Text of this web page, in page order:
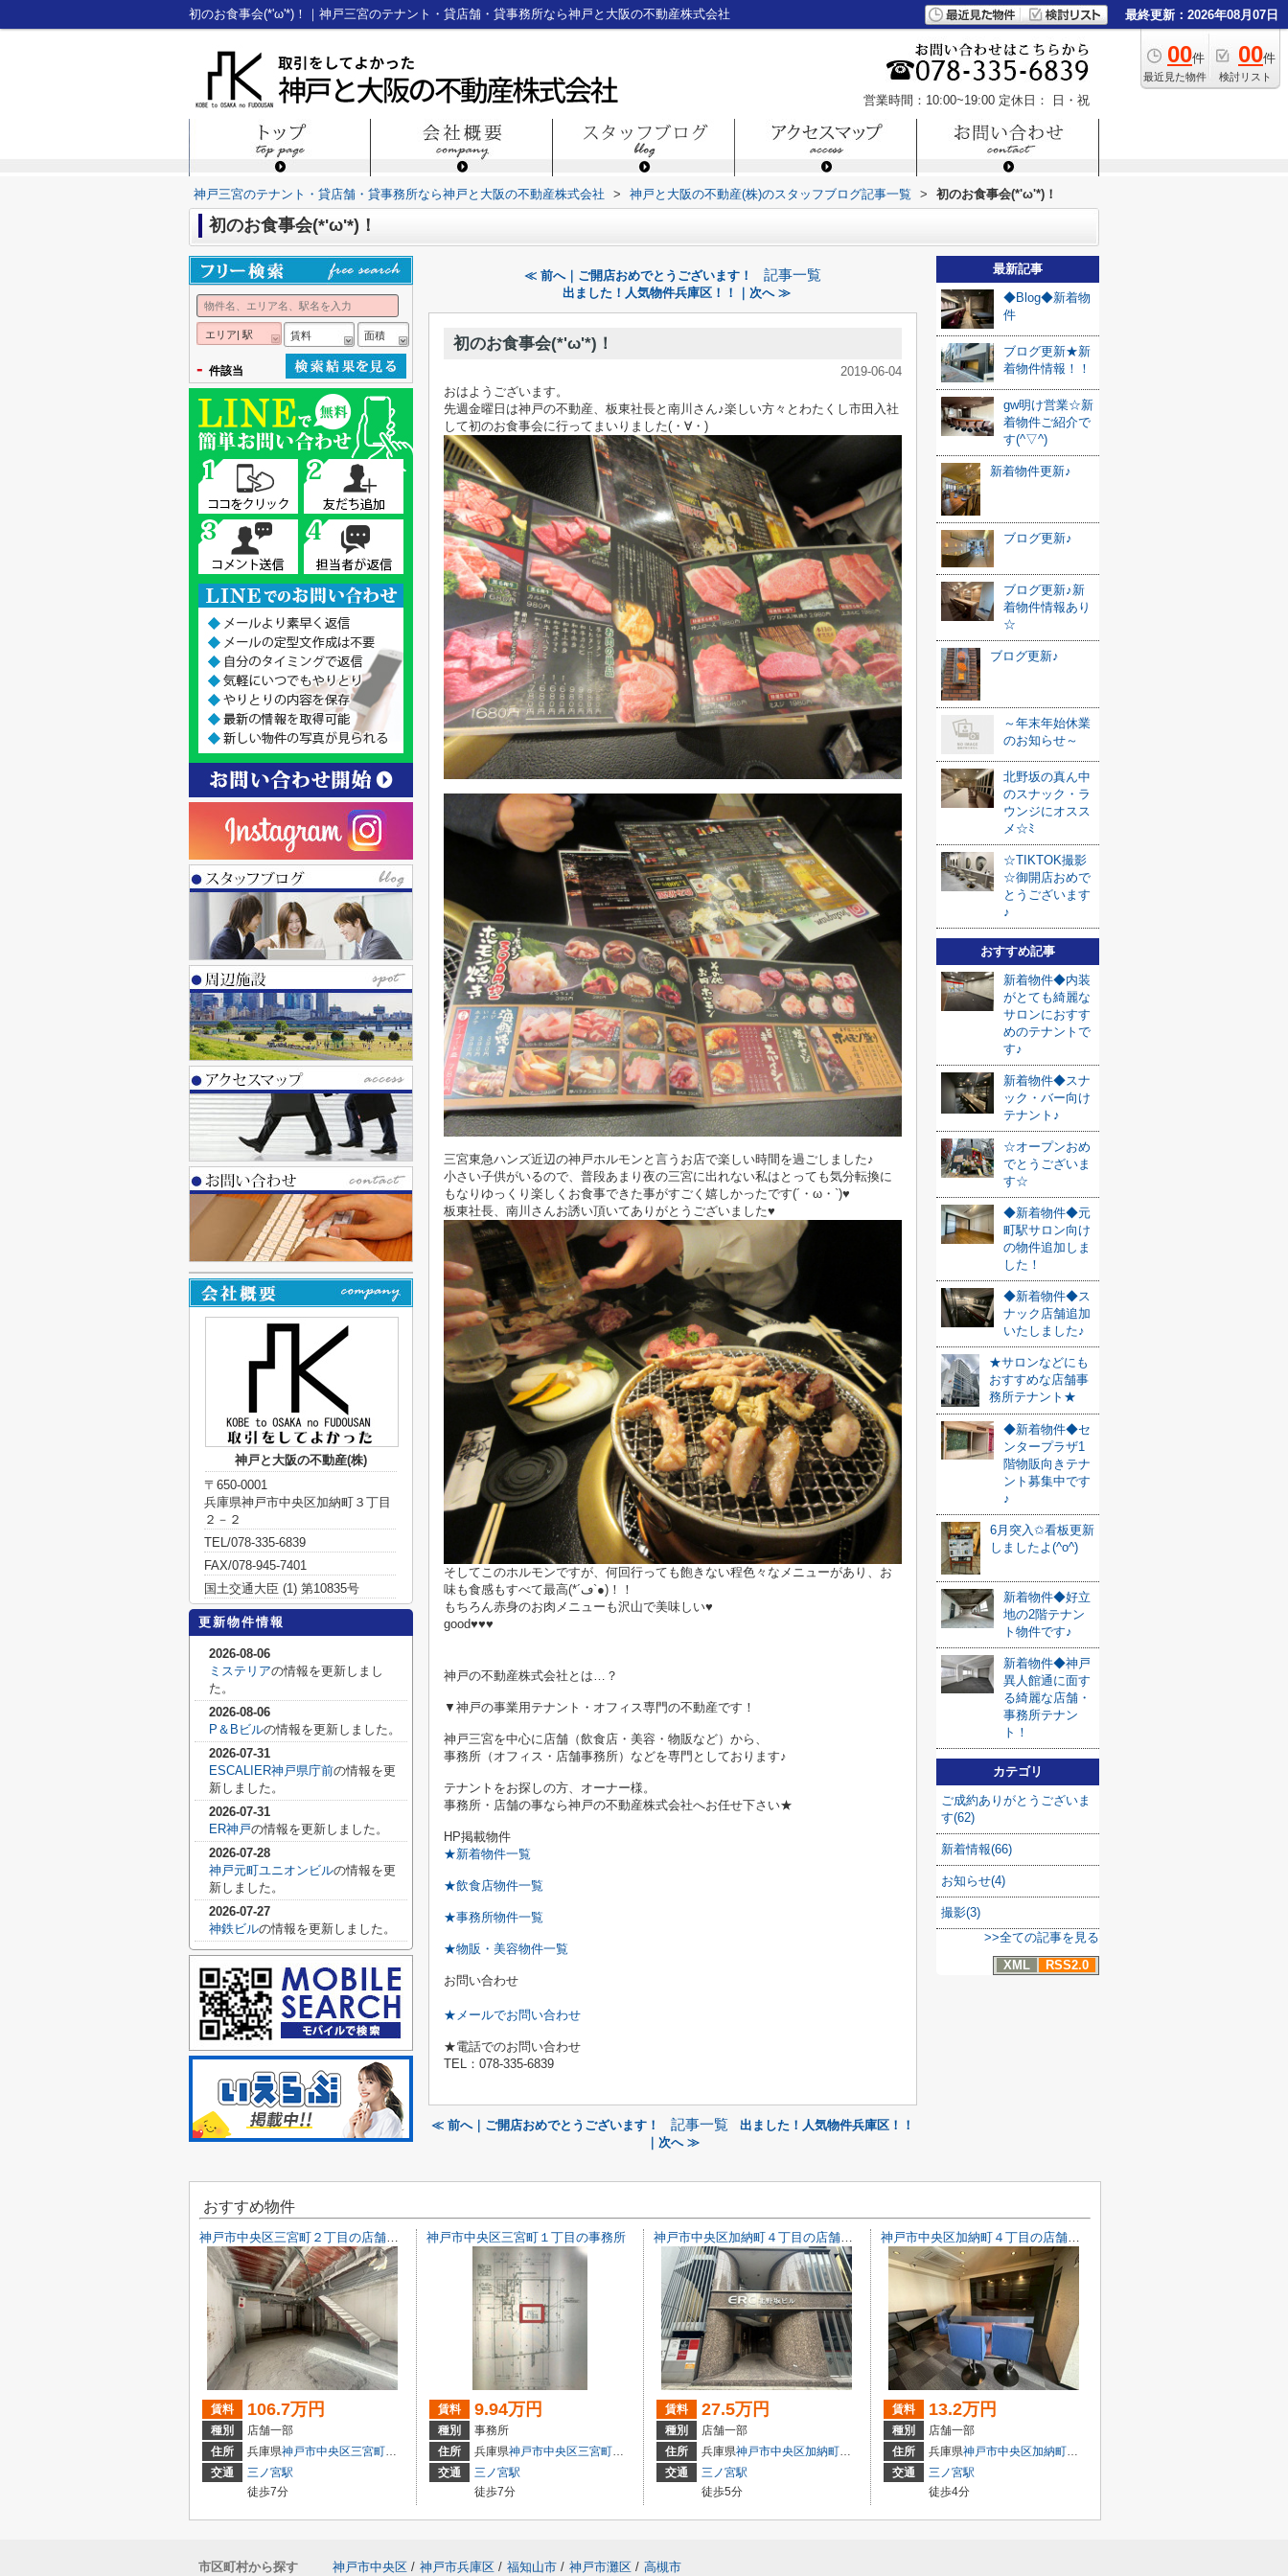
初のお食事会(*'ω'*)！｜神戸三宮のテナント・貸店舗・貸事務所なら神戸と大阪の不動産株式会社 最終更新：2026年08月07日
00件
最近見た物件
00件
検討リスト
営業時間：10:00~19:00 定休日： 日・祝
神戸三宮のテナント・貸店舗・貸事務所なら神戸と大阪の不動産株式会社 > 神戸と大阪の不動産(株)のスタッフブログ記事一覧 > 初のお食事会(*'ω'*)！
初のお食事会(*'ω'*)！
≪ 前へ｜ご開店おめでとうございます！ 記事一覧
出ました！人気物件兵庫区！！｜次へ ≫
初のお食事会(*'ω'*)！
2019-06-04
おはようございます。
先週金曜日は神戸の不動産、板東社長と南川さん♪楽しい方々とわたくし市田入社
して初のお食事会に行ってまいりました(・∀・)
三宮東急ハンズ近辺の神戸ホルモンと言うお店で楽しい時間を過ごしました♪
小さい子供がいるので、普段あまり夜の三宮に出れない私はとっても気分転換に
もなりゆっくり楽しくお食事できた事がすごく嬉しかったです(´・ω・`)♥
板東社長、南川さんお誘い頂いてありがとうございました♥
そしてこのホルモンですが、何回行っても飽きない程色々なメニューがあり、お
味も食感もすべて最高(*´ڡ`●)！！
もちろん赤身のお肉メニューも沢山で美味しい♥
good♥♥♥
神戸の不動産株式会社とは…？
▼神戸の事業用テナント・オフィス専門の不動産です！
神戸三宮を中心に店舗（飲食店・美容・物販など）から、
事務所（オフィス・店舗事務所）などを専門としております♪
テナントをお探しの方、オーナー様。
事務所・店舗の事なら神戸の不動産株式会社へお任せ下さい★
HP掲載物件
★新着物件一覧
★飲食店物件一覧
★事務所物件一覧
★物販・美容物件一覧
お問い合わせ
★メールでお問い合わせ
★電話でのお問い合わせ
TEL：078-335-6839
≪ 前へ｜ご開店おめでとうございます！ 記事一覧
出ました！人気物件兵庫区！！
｜次へ ≫
最新記事
◆Blog◆新着物
件
ブログ更新★新
着物件情報！！
gw明け営業☆新
着物件ご紹介で
す(^▽^)
新着物件更新♪
ブログ更新♪
ブログ更新♪新
着物件情報あり
☆
ブログ更新♪
～年末年始休業
のお知らせ～
北野坂の真ん中
のスナック・ラ
ウンジにオスス
メ☆ﾐ
☆TIKTOK撮影
☆御開店おめで
とうございます
♪
おすすめ記事
新着物件◆内装
がとても綺麗な
サロンにおすす
めのテナントで
す♪
新着物件◆スナ
ック・バー向け
テナント♪
☆オープンおめ
でとうございま
す☆
◆新着物件◆元
町駅サロン向け
の物件追加しま
した！
◆新着物件◆ス
ナック店舗追加
いたしました♪
★サロンなどにも
おすすめな店舗事
務所テナント★
◆新着物件◆セ
ンタープラザ1
階物販向きテナ
ント募集中です
♪
6月突入✩看板更新
しましたよ(^o^)
新着物件◆好立
地の2階テナン
ト物件です♪
新着物件◆神戸
異人館通に面す
る綺麗な店舗・
事務所テナン
ト！
カテゴリ
ご成約ありがとうございま
す(62)
新着情報(66)
お知らせ(4)
撮影(3)
>>全ての記事を見る
XML
RSS2.0
エリア| 駅 賃料 面積
- 件該当
神戸と大阪の不動産(株)
〒650-0001
兵庫県神戸市中央区加納町３丁目
２－２
TEL/078-335-6839
FAX/078-945-7401
国土交通大臣 (1) 第10835号
更新物件情報
2026-08-06
ミステリアの情報を更新しまし
た。
2026-08-06
P＆Bビルの情報を更新しました。
2026-07-31
ESCALIER神戸県庁前の情報を更
新しました。
2026-07-31
ER神戸の情報を更新しました。
2026-07-28
神戸元町ユニオンビルの情報を更
新しました。
2026-07-27
神鉄ビルの情報を更新しました。
おすすめ物件
賃料 106.7万円
種別
店舗一部
住所
兵庫県神戸市中央区三宮町 ２丁目9-3
交通
三ノ宮駅
徒歩7分
神戸市中央区三宮町１丁目の事務所
賃料 9.94万円
種別
事務所
住所
兵庫県神戸市中央区三宮町 １丁目
交通
三ノ宮駅
徒歩7分
賃料 27.5万円
種別
店舗一部
住所
兵庫県神戸市中央区加納町 ４丁目7-8
交通
三ノ宮駅
徒歩5分
賃料 13.2万円
種別
店舗一部
住所
兵庫県神戸市中央区加納町
交通
三ノ宮駅
徒歩4分
市区町村から探す 神戸市中央区 / 神戸市兵庫区 / 福知山市 / 神戸市灘区 / 高槻市